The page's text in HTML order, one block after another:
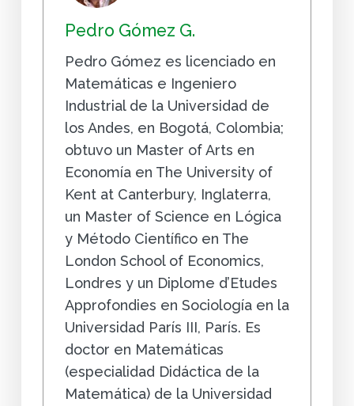
Pedro Gómez G.
Pedro Gómez es licenciado en
Matemáticas e Ingeniero
Industrial de la Universidad de
los Andes, en Bogotá, Colombia;
obtuvo un Master of Arts en
Economía en The University of
Kent at Canterbury, Inglaterra,
un Master of Science en Lógica
y Método Científico en The
London School of Economics,
Londres y un Diplome d’Etudes
Approfondies en Sociología en la
Universidad París III, París. Es
doctor en Matemáticas
(especialidad Didáctica de la
Matemática) de la Universidad